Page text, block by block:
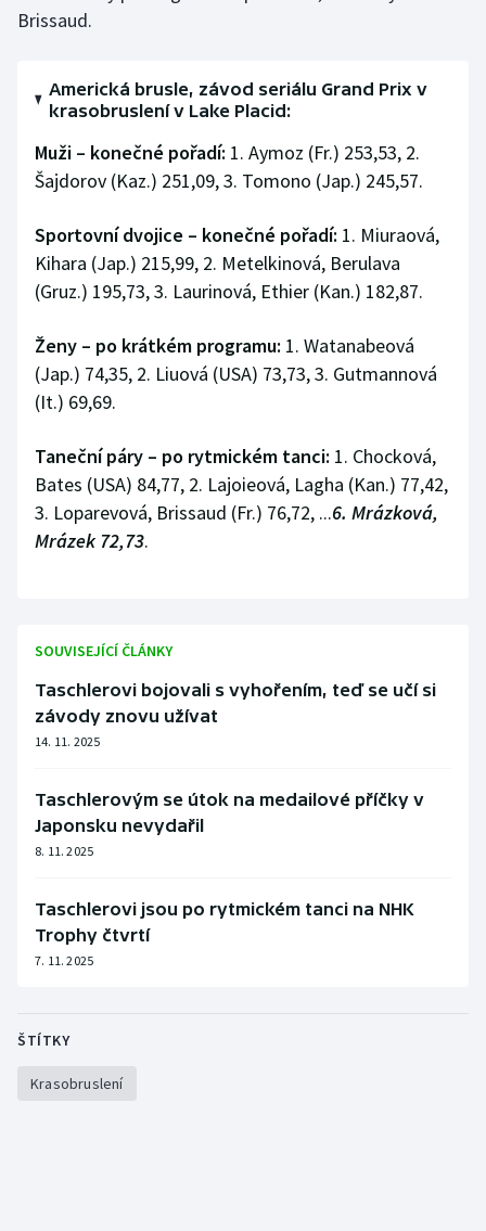
Brissaud.
Americká brusle, závod seriálu Grand Prix v
krasobruslení v Lake Placid:
Muži – konečné pořadí: 1. Aymoz (Fr.) 253,53, 2.
Šajdorov (Kaz.) 251,09, 3. Tomono (Jap.) 245,57.
Sportovní dvojice – konečné pořadí: 1. Miuraová,
Kihara (Jap.) 215,99, 2. Metelkinová, Berulava
(Gruz.) 195,73, 3. Laurinová, Ethier (Kan.) 182,87.
Ženy – po krátkém programu: 1. Watanabeová
(Jap.) 74,35, 2. Liuová (USA) 73,73, 3. Gutmannová
(It.) 69,69.
Taneční páry – po rytmickém tanci: 1. Chocková,
Bates (USA) 84,77, 2. Lajoieová, Lagha (Kan.) 77,42,
3. Loparevová, Brissaud (Fr.) 76,72, ...6. Mrázková,
Mrázek 72,73.
SOUVISEJÍCÍ ČLÁNKY
Taschlerovi bojovali s vyhořením, teď se učí si
závody znovu užívat
14. 11. 2025
Taschlerovým se útok na medailové příčky v
Japonsku nevydařil
8. 11. 2025
Taschlerovi jsou po rytmickém tanci na NHK
Trophy čtvrtí
7. 11. 2025
ŠTÍTKY
Krasobruslení